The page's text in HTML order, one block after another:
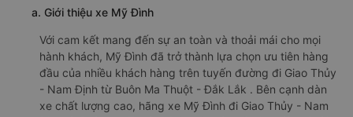
a. Giới thiệu xe Mỹ Đình
Với cam kết mang đến sự an toàn và thoải mái cho mọi
hành khách, Mỹ Đình đã trở thành lựa chọn ưu tiên hàng
đầu của nhiều khách hàng trên tuyến đường đi Giao Thủy
- Nam Định từ Buôn Ma Thuột - Đắk Lắk . Bên cạnh dàn
xe chất lượng cao, hãng xe Mỹ Đình đi Giao Thủy - Nam